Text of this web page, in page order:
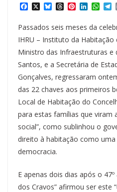
a
e
b
o
o
k
X B
e
s
k
y
T
h
e
a
d
s
P
t
e
r
e
s
t
L
n
k
e
d
I
n
W
h
t
s
A
p
p
T
e
l
e
g
r
a
Passados seis meses da
IHRU – Instituto da
Ministro das Infraestruturas e
Santos, e a Secretária de
Gonçalves, regressaram
das 22 chaves aos primeiros
Local de Habitação do
para estas famílias que viram
social”, como sublinhou o
direito à habitação como uma
democracia.
E apenas dois dias após o
dos Cravos” afirmou ser este